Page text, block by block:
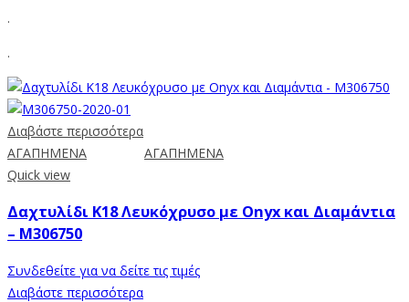
.
.
Διαβάστε περισσότερα
ΑΓΑΠΗΜΕΝΑ
ΑΓΑΠΗΜΕΝΑ
Quick view
Δαχτυλίδι Κ18 Λευκόχρυσο με Onyx και Διαμάντια
– M306750
Συνδεθείτε για να δείτε τις τιμές
Διαβάστε περισσότερα